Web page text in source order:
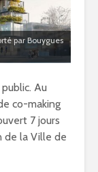
par Bouygues
Au
co-making
7 jours
de la Ville de